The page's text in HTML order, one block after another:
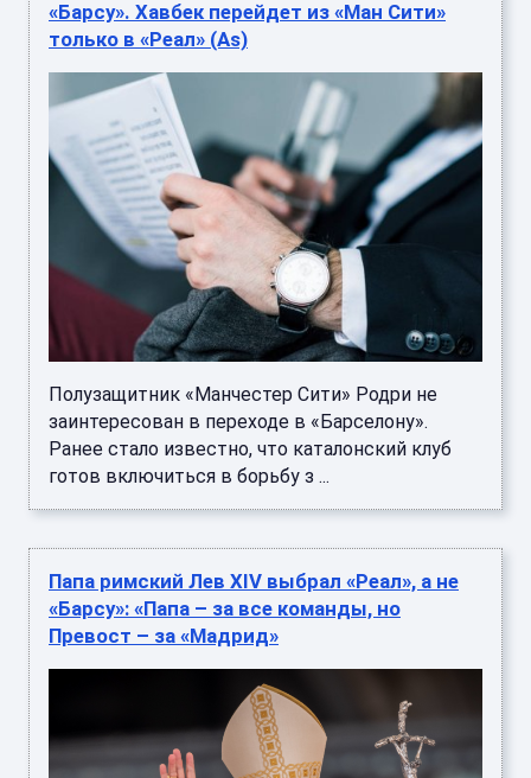
«Барсу». Хавбек перейдет из «Ман Сити»
только в «Реал» (As)
Полузащитник «Манчестер Сити» Родри не
заинтересован в переходе в «Барселону».
Ранее стало известно, что каталонский клуб
готов включиться в борьбу з ...
Папа римский Лев XIV выбрал «Реал», а не
«Барсу»: «Папа – за все команды, но
Превост – за «Мадрид»